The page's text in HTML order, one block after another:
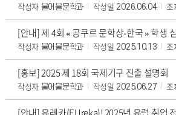
작성자 불어불문학과 작성일 2026.06.04 조
[안내] 제 4회 « 공쿠르 문학상-한국 » 학생
작성자 불어불문학과 작성일 2025.10.13 조
[홍보] 2025 제 18회 국제기구 진출 설명회
작성자 불어불문학과 작성일 2025.06.27 조